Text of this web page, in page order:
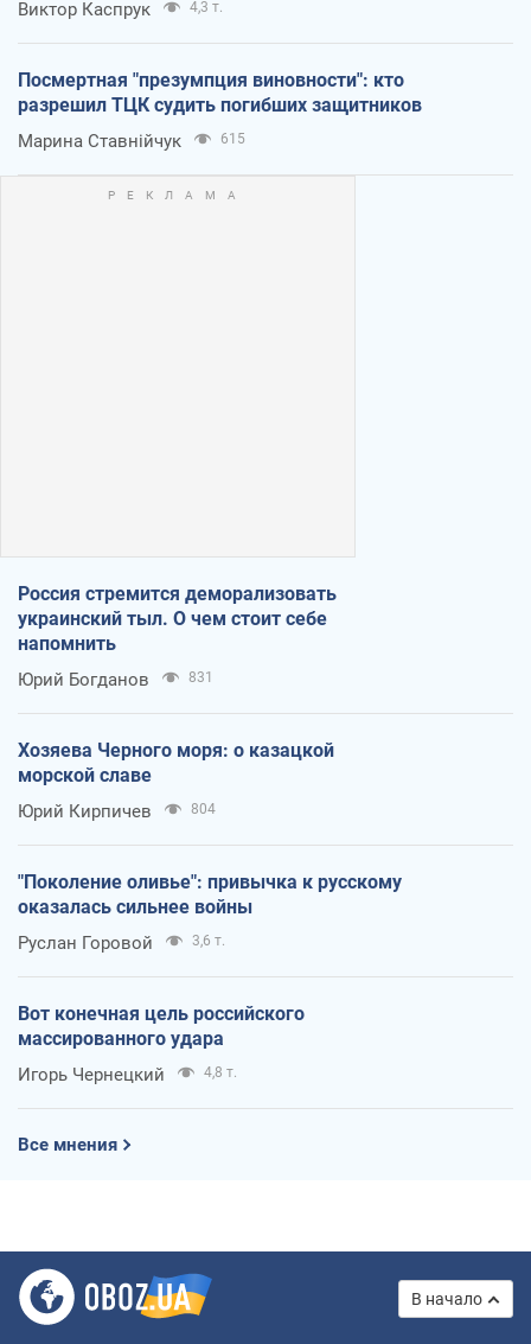
Виктор Каспрук 4,3 т.
Посмертная "презумпция виновности": кто
разрешил ТЦК судить погибших защитников
Марина Ставнійчук 615
Россия стремится деморализовать
украинский тыл. О чем стоит себе
напомнить
Юрий Богданов 831
Хозяева Черного моря: о казацкой
морской славе
Юрий Кирпичев 804
"Поколение оливье": привычка к русскому
оказалась сильнее войны
Руслан Горовой 3,6 т.
Вот конечная цель российского
массированного удара
Игорь Чернецкий 4,8 т.
Все мнения
В начало